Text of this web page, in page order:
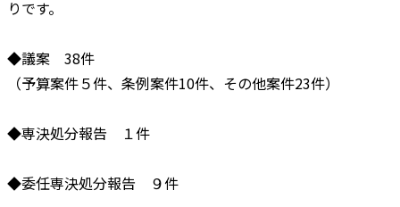
りです。
◆議案 38件
（予算案件５件、条例案件10件、その他案件23件）
◆専決処分報告 １件
◆委任専決処分報告 ９件